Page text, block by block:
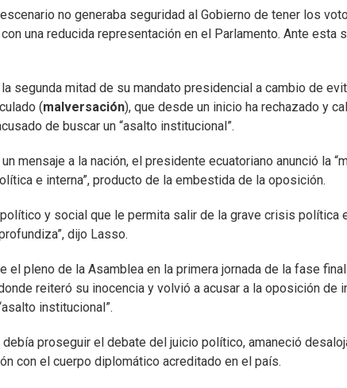
no generaba seguridad al Gobierno de tener los
una reducida representación en el Parlamento. Ante esta
segunda mitad de su mandato presidencial a cambio de
(malversación), que desde un inicio ha rechazado y
de buscar un “asalto institucional”.
mensaje a la nación, el presidente ecuatoriano anunció la
e interna”, producto de la embestida de la oposición.
y social que le permita salir de la grave crisis política
dijo Lasso.
el pleno de la Asamblea en la primera jornada de la fase
reiteró su inocencia y volvió a acusar a la oposición de
institucional”.
proseguir el debate del juicio político, amaneció
con el cuerpo diplomático acreditado en el país.